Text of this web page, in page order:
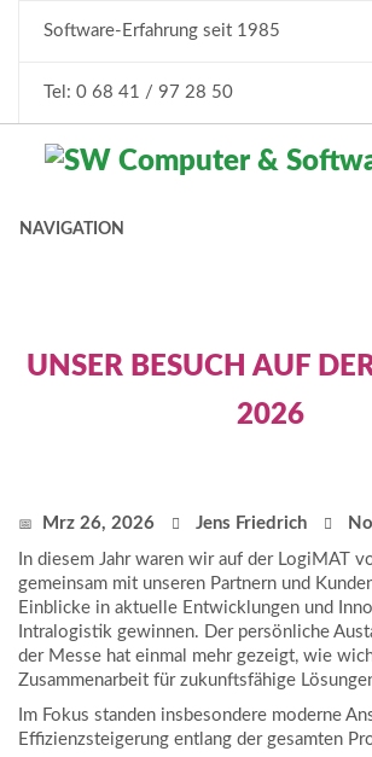
Software-Erfahrung seit 1985
Tel: 0 68 41 / 97 28 50
NAVIGATION
UNSER BESUCH AUF
2026
Mrz 26, 2026 Jens Friedrich
In diesem Jahr waren wir auf der LogiMAT
gemeinsam mit unseren Partnern und
Einblicke in aktuelle Entwicklungen und
Intralogistik gewinnen. Der persönliche
der Messe hat einmal mehr gezeigt, wie
Zusammenarbeit für zukunftsfähige
Im Fokus standen insbesondere moderne
Effizienzsteigerung entlang der gesamten